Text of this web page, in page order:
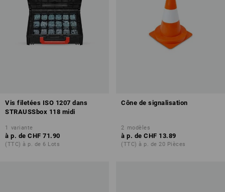
Vis filetées ISO 1207 dans
STRAUSSbox 118 midi
1 variante
à p. de CHF 71.90
(TTC) à p. de 6 Lots
Cône de signalisation
2 modèles
à p. de CHF 13.89
(TTC) à p. de 20 Pièces